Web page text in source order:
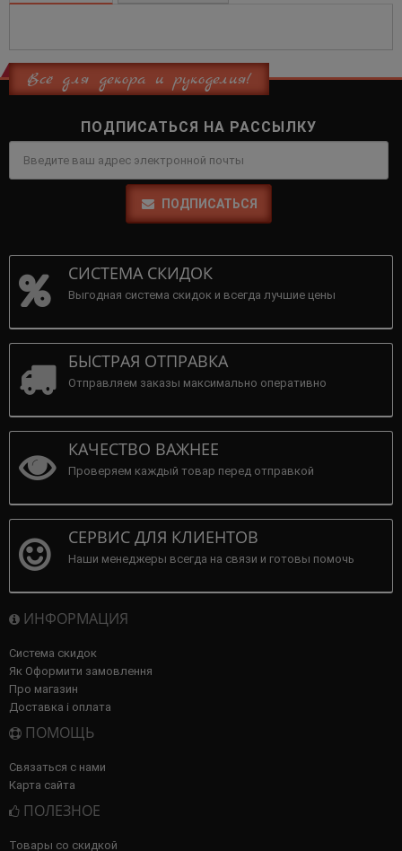
Всё для декора и рукоделия!
ПОДПИСАТЬСЯ НА РАССЫЛКУ
ПОДПИСАТЬСЯ
СИСТЕМА СКИДОК
Выгодная система скидок и всегда лучшие цены
БЫСТРАЯ ОТПРАВКА
Отправляем заказы максимально оперативно
КАЧЕСТВО ВАЖНЕЕ
Проверяем каждый товар перед отправкой
СЕРВИС ДЛЯ КЛИЕНТОВ
Наши менеджеры всегда на связи и готовы помочь
ИНФОРМАЦИЯ
Система скидок
Як Оформити замовлення
Про магазин
Доставка і оплата
ПОМОЩЬ
Связаться с нами
Карта сайта
ПОЛЕЗНОЕ
Товары со скидкой